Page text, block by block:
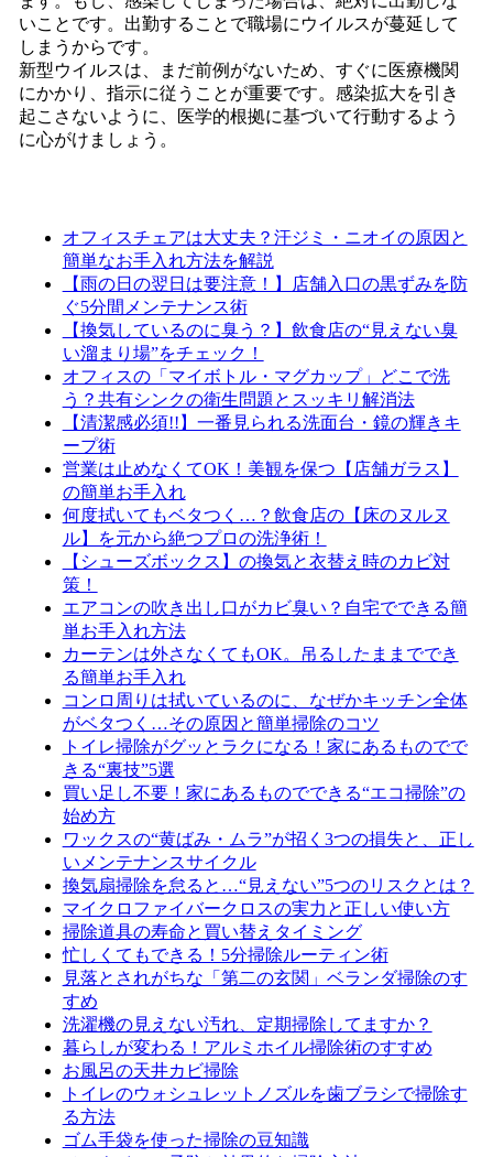
いことです。出勤することで職場にウイルスが蔓延して
しまうからです。
新型ウイルスは、まだ前例がないため、すぐに医療機関
にかかり、指示に従うことが重要です。感染拡大を引き
起こさないように、医学的根拠に基づいて行動するよう
に心がけましょう。
オフィスチェアは大丈夫？汗ジミ・ニオイの原因と
簡単なお手入れ方法を解説
【雨の日の翌日は要注意！】店舗入口の黒ずみを防
ぐ5分間メンテナンス術
【換気しているのに臭う？】飲食店の“見えない臭
い溜まり場”をチェック！
オフィスの「マイボトル・マグカップ」どこで洗
う？共有シンクの衛生問題とスッキリ解消法
【清潔感必須!!】一番見られる洗面台・鏡の輝きキ
ープ術
営業は止めなくてOK！美観を保つ【店舗ガラス】
の簡単お手入れ
何度拭いてもベタつく…？飲食店の【床のヌルヌ
ル】を元から絶つプロの洗浄術！
【シューズボックス】の換気と衣替え時のカビ対
策！
エアコンの吹き出し口がカビ臭い？自宅でできる簡
単お手入れ方法
カーテンは外さなくてもOK。吊るしたままででき
る簡単お手入れ
コンロ周りは拭いているのに、なぜかキッチン全体
がベタつく…その原因と簡単掃除のコツ
トイレ掃除がグッとラクになる！家にあるものでで
きる“裏技”5選
買い足し不要！家にあるものでできる“エコ掃除”の
始め方
ワックスの“黄ばみ・ムラ”が招く3つの損失と、正し
いメンテナンスサイクル
換気扇掃除を怠ると…“見えない”5つのリスクとは？
マイクロファイバークロスの実力と正しい使い方
掃除道具の寿命と買い替えタイミング
忙しくてもできる！5分掃除ルーティン術
見落とされがちな「第二の玄関」ベランダ掃除のす
すめ
洗濯機の見えない汚れ、定期掃除してますか？
暮らしが変わる！アルミホイル掃除術のすすめ
お風呂の天井カビ掃除
トイレのウォシュレットノズルを歯ブラシで掃除す
る方法
ゴム手袋を使った掃除の豆知識